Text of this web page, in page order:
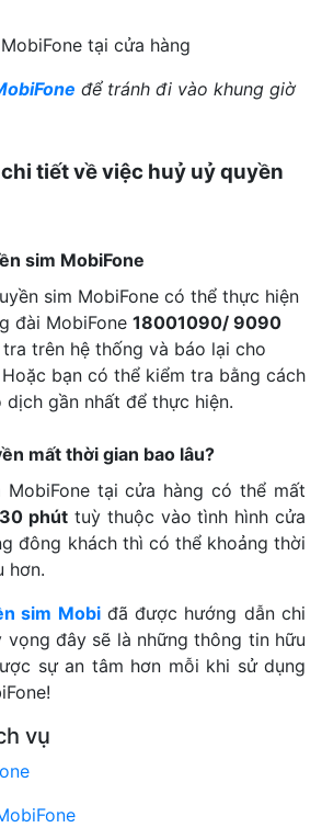
tại cửa hàng
để tránh đi vào khung giờ
tiết về việc huỷ uỷ quyền
sim MobiFone
sim MobiFone có thể thực hiện
đài MobiFone 18001090/ 9090
trên hệ thống và báo lại cho
bạn có thể kiểm tra bằng cách
gần nhất để thực hiện.
mất thời gian bao lâu?
MobiFone tại cửa hàng có thể mất
phút tuỳ thuộc vào tình hình cửa
đông khách thì có thể khoảng thời
hơn.
sim Mobiđã được hướng dẫn chi
đây sẽ là những thông tin hữu
sự an tâm hơn mỗi khi sử dụng
vụ